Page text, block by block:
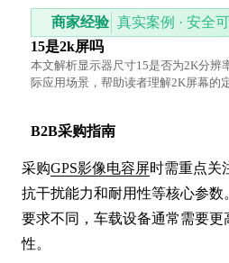
商家经验 真实案例 · 安全
15是2k屏吗
本文解析显示器尺寸15是否为2K分辨
际应用场景，帮助读者理解2K屏幕的
B2B采购指南
采购GPS影像电容屏时需重点关
抗干扰能力和耐用性等核心参
要求不同，车载设备通常需要更
性。